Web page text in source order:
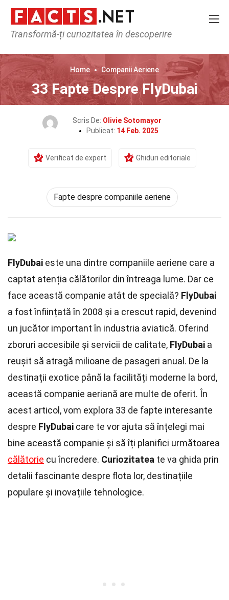
Transformă-ți curiozitatea în descoperire
Home Companii Aeriene
33 Fapte Despre FlyDubai
Scris De: Olivie Sotomayor
Publicat: 14 Feb. 2025
Verificat de expert Ghiduri editoriale
Fapte despre companiile aeriene
FlyDubai este una dintre companiile aeriene care a
captat atenția călătorilor din întreaga lume. Dar ce
face această companie atât de specială? FlyDubai
a fost înființată în 2008 și a crescut rapid, devenind
un jucător important în industria aviatică. Oferind
zboruri accesibile și servicii de calitate, FlyDubai a
reușit să atragă milioane de pasageri anual. De la
destinații exotice până la facilități moderne la bord,
această companie aeriană are multe de oferit. În
acest articol, vom explora 33 de fapte interesante
despre FlyDubai care te vor ajuta să înțelegi mai
bine această companie și să îți planifici următoarea
călătorie cu încredere. Curiozitatea te va ghida prin
detalii fascinante despre flota lor, destinațiile
populare și inovațiile tehnologice.